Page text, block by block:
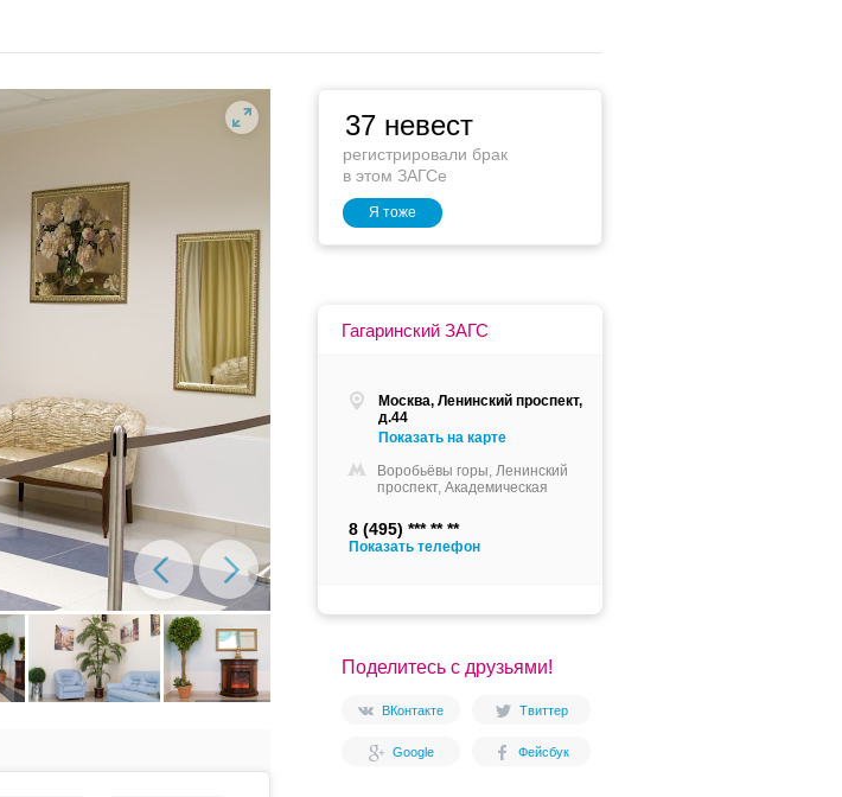
37 невест
регистрировали брак
в этом ЗАГСе
Я тоже
Гагаринский ЗАГС
Москва, Ленинский проспект,
д.44
Показать на карте
Воробьёвы горы, Ленинский
проспект, Академическая
8 (495)
Показать телефон
Поделитесь с друзьями!
ВКонтакте Твиттер
Google Фейсбук